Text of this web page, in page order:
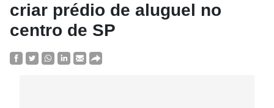
criar prédio de aluguel no
centro de SP